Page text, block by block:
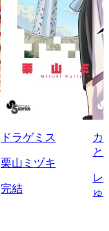
ドラゲミス
栗山ミヅキ
完結
カ
と
レ
ゅ